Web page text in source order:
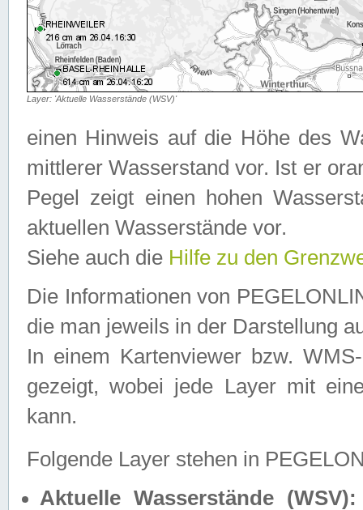
Layer: 'Aktuelle Wasserstände (WSV)'
einen Hinweis auf die Höhe des
mittlerer Wasserstand vor. Ist er
Pegel zeigt einen hohen
aktuellen Wasserstände vor.
Siehe auch die Hilfe zu den
Die Informationen von
die man jeweils in der Darstellung
In einem Kartenviewer bzw.
gezeigt, wobei jede Layer mit
kann.
Folgende Layer stehen in
Aktuelle Wasserstände (WSV):